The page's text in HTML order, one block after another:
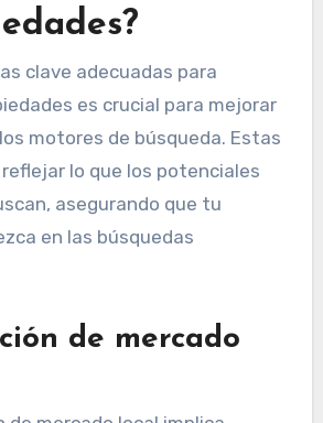
clave adecuadas para
es crucial para mejorar
motores de búsqueda. Estas
lo que los potenciales
asegurando que tu
en las búsquedas
de mercado